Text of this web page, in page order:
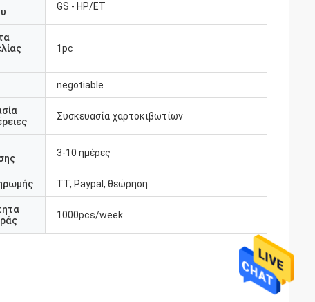
GS - HP/ET
1pc
negotiable
Συσκευασία χαρτοκιβωτίων
3-10 ημέρες
TT, Paypal, θεώρηση
1000pcs/week